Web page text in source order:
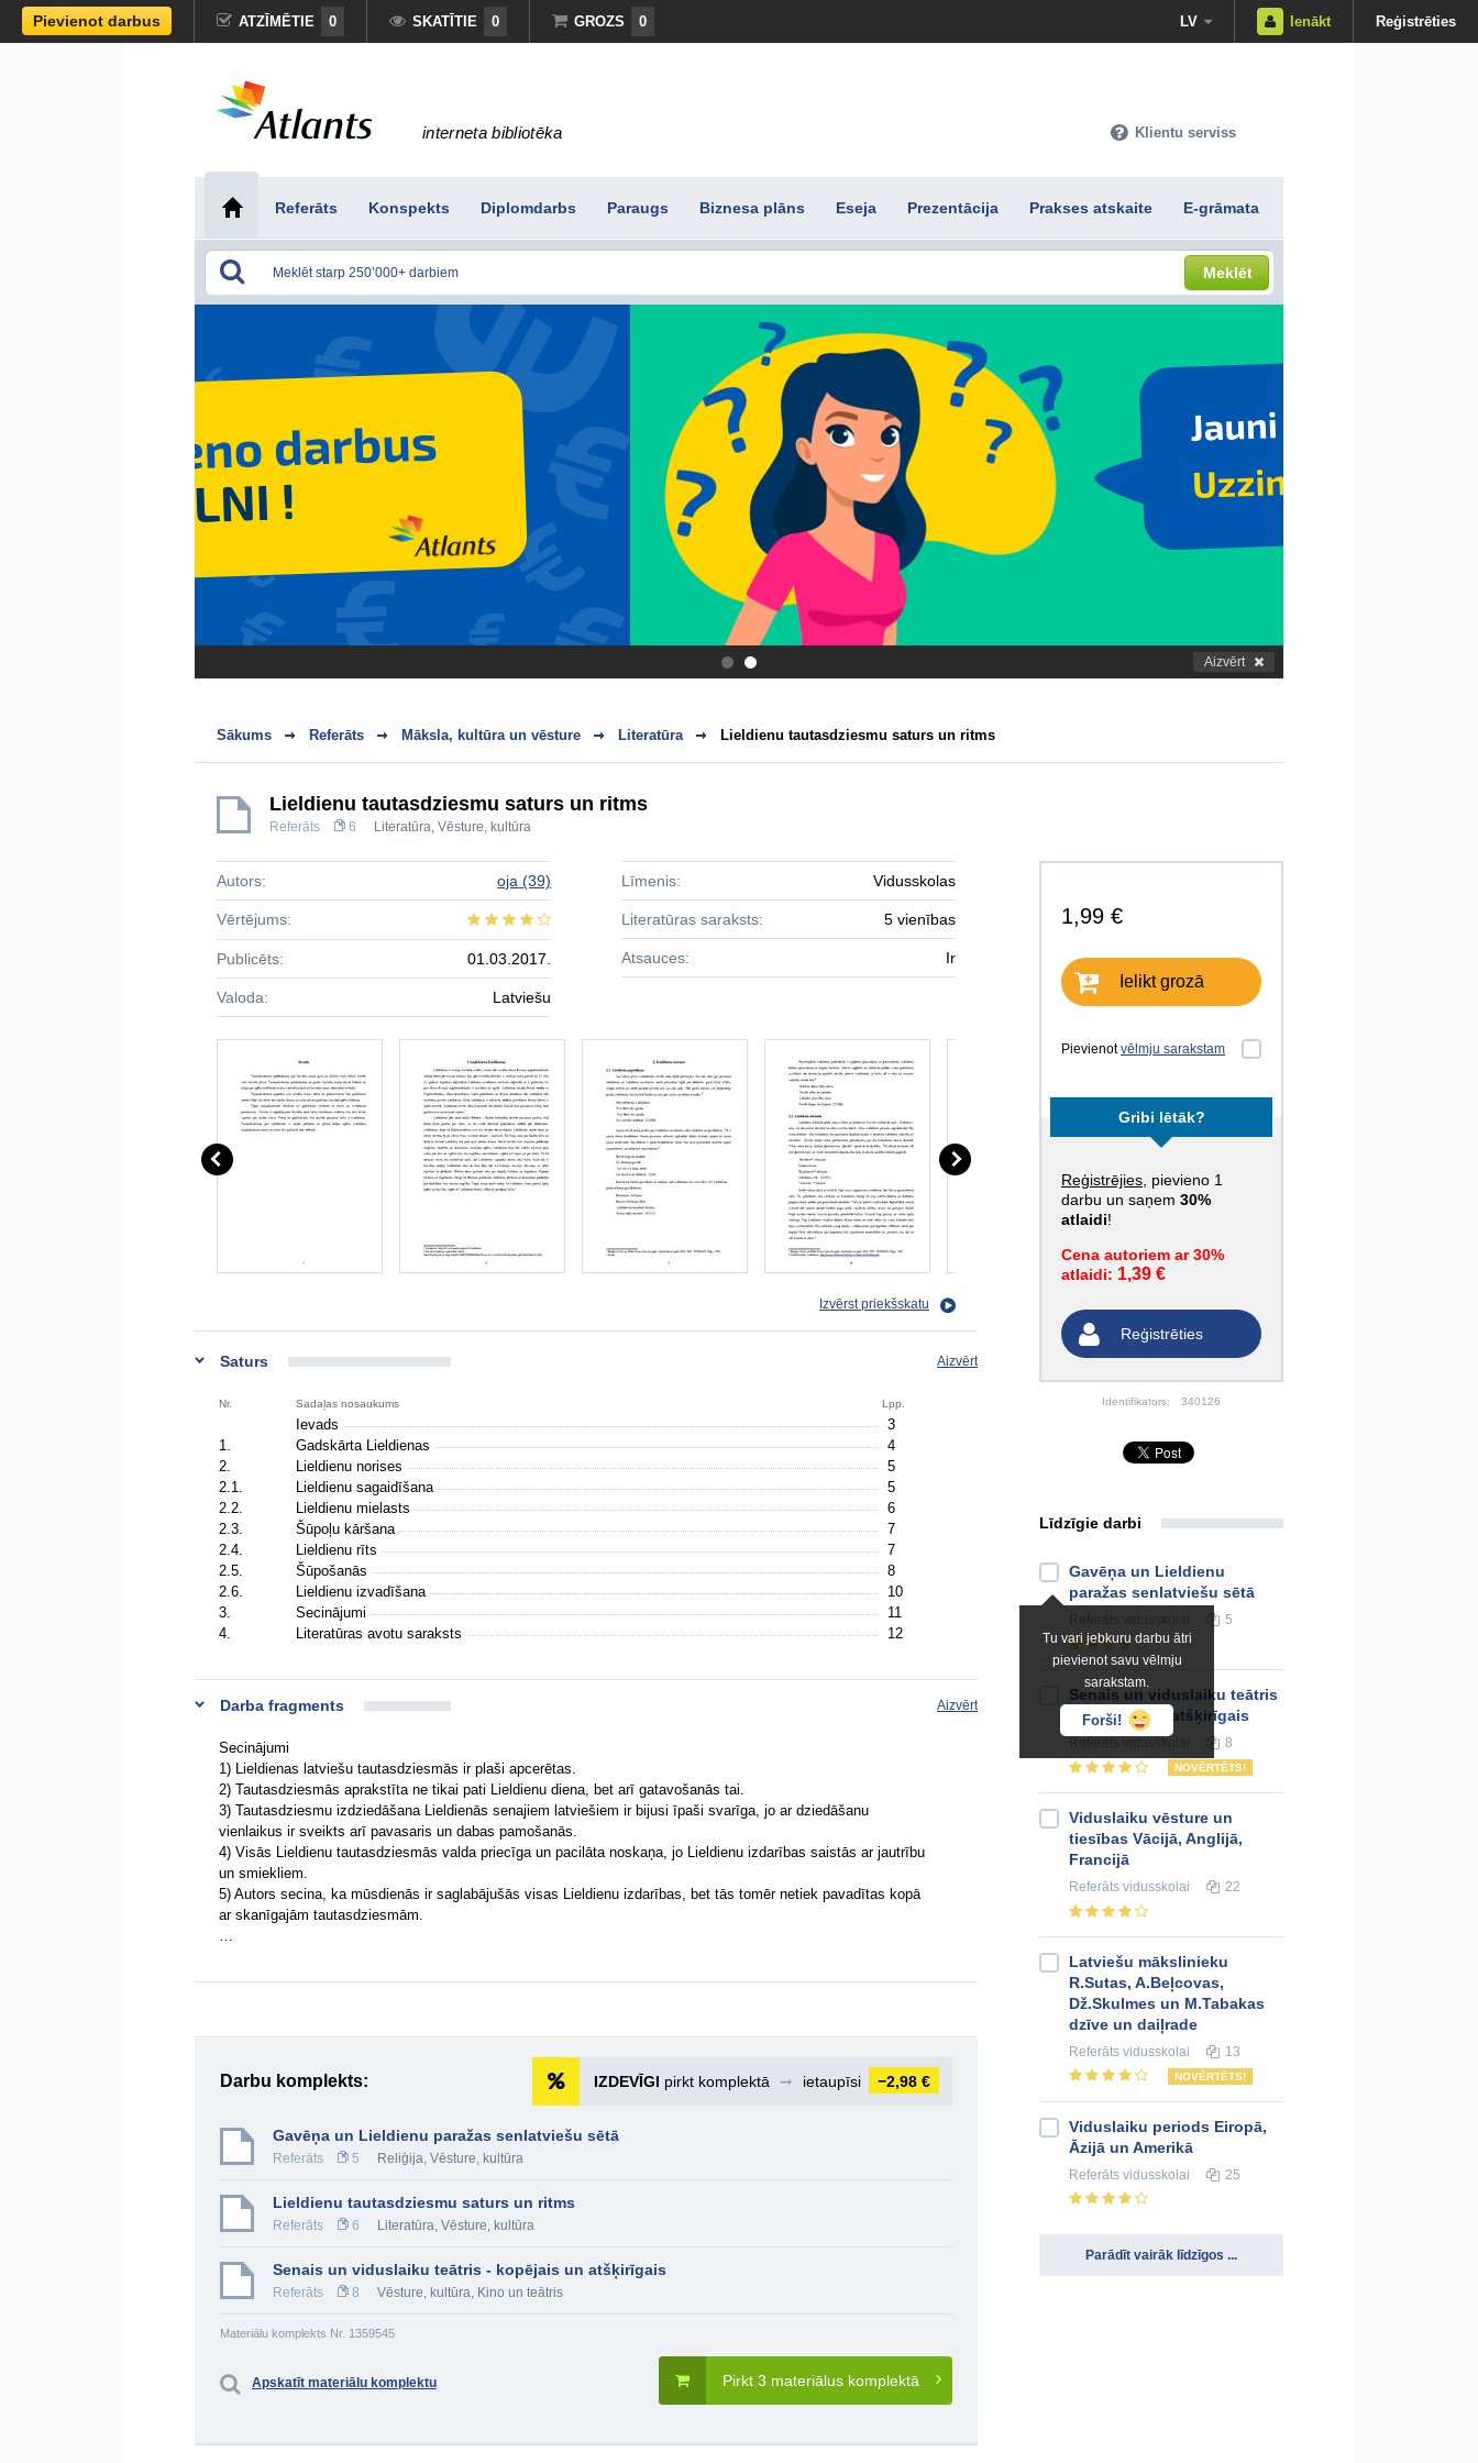
Pievienot darbus ATZĪMĒTIE 0 SKATĪTIE 0 GROZS 0 LV Ienākt Reģistrēties
interneta bibliotēka Klientu serviss
Referāts Konspekts Diplomdarbs Paraugs Biznesa plāns Eseja Prezentācija Prakses atskaite E-grāmata
Meklēt
. Aizvērt
Sākums Referāts Māksla, kultūra un vēsture Literatūra Lieldienu tautasdziesmu saturs un ritms
Lieldienu tautasdziesmu saturs un ritms
Referāts 6 Literatūra, Vēsture, kultūra
1,99 €
Ielikt grozā
Pievienotvēlmju sarakstam
Gribi lētāk?
Reģistrējies , pievieno 1
darbu un saņem 30%
atlaidi!
Cena autoriem ar 30%
atlaidi: 1,39 €
Reģistrēties
Identifikators: 340126
Autors: oja (39)
Vērtējums:
Publicēts: 01.03.2017.
Valoda: Latviešu
Līmenis: Vidusskolas
Literatūras saraksts: 5 vienības
Atsauces: Ir
Izvērst priekšskatu
Saturs Aizvērt
Nr. Sadaļas nosaukums Lpp.
Ievads
3
1.
Gadskārta Lieldienas
4
2.
Lieldienu norises
5
2.1.
Lieldienu sagaidīšana
5
2.2.
Lieldienu mielasts
6
2.3.
Šūpoļu kāršana
7
2.4.
Lieldienu rīts
7
2.5.
Šūpošanās
8
2.6.
Lieldienu izvadīšana
10
3.
Secinājumi
11
4.
Literatūras avotu saraksts 12
Darba fragments Aizvērt
Secinājumi
1) Lieldienas latviešu tautasdziesmās ir plaši apcerētas.
2) Tautasdziesmās aprakstīta ne tikai pati Lieldienu diena, bet arī gatavošanās tai.
3) Tautasdziesmu izdziedāšana Lieldienās senajiem latviešiem ir bijusi īpaši svarīga, jo ar dziedāšanu
vienlaikus ir sveikts arī pavasaris un dabas pamošanās.
4) Visās Lieldienu tautasdziesmās valda priecīga un pacilāta noskaņa, jo Lieldienu izdarības saistās ar jautrību
un smiekliem.
5) Autors secina, ka mūsdienās ir saglabājušās visas Lieldienu izdarības, bet tās tomēr netiek pavadītas kopā
ar skanīgajām tautasdziesmām.
…
Darbu komplekts: IZDEVĪGI pirkt komplektā ➞ ietaupīsi −2,98 €
Gavēņa un Lieldienu paražas senlatviešu sētā
Referāts 5 Reliģija, Vēsture, kultūra
Lieldienu tautasdziesmu saturs un ritms
Referāts 6 Literatūra, Vēsture, kultūra
Senais un viduslaiku teātris - kopējais un atšķirīgais
Referāts 8 Vēsture, kultūra, Kino un teātris
Materiālu komplekts Nr. 1359545
Pirkt 3 materiālus komplektā
Apskatīt materiālu komplektu
Līdzīgie darbi
Tu vari jebkuru darbu ātri
pievienot savu vēlmju
sarakstam.
Forši!
Gavēņa un Lieldienu
paražas senlatviešu sētā
5
Senais un viduslaiku teātris
- kopējais un atšķirīgais
8
NOVĒRTĒTS!
Viduslaiku vēsture un
tiesības Vācijā, Anglijā,
Francijā
Referāts vidusskolai 22
Latviešu mākslinieku
R.Sutas, A.Beļcovas,
Dž.Skulmes un M.Tabakas
dzīve un daiļrade
Referāts vidusskolai 13
NOVĒRTĒTS!
Viduslaiku periods Eiropā,
Āzijā un Amerikā
Referāts vidusskolai 25
Parādīt vairāk līdzīgos ...